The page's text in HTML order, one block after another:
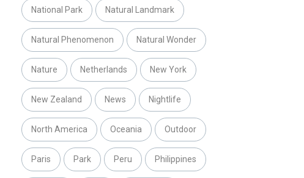
National Park Natural Landmark
Natural Phenomenon Natural Wonder
Nature Netherlands New York
New Zealand News Nightlife
North America Oceania Outdoor
Paris Park Peru Philippines